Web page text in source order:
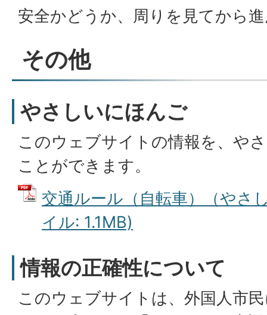
安全かどうか、周りを見てから
その他
やさしいにほんご
このウェブサイトの情報を、や
ことができます。
交通ルール（自転車）（やさ
イル: 1.1MB)
情報の正確性について
このウェブサイトは、外国人市